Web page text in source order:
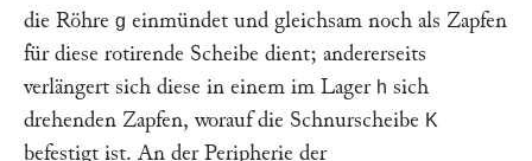
die Röhre g einmündet und gleichsam noch als Zapfen
für diese rotirende Scheibe dient; andererseits
verlängert sich diese in einem im Lager h sich
drehenden Zapfen, worauf die Schnurscheibe K
befestigt ist. An der Peripherie der